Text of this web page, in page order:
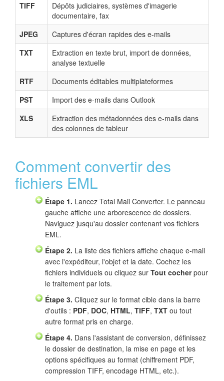
TIFF
Dépôts judiciaires, systèmes d'imagerie
documentaire, fax
JPEG
Captures d'écran rapides des e-mails
TXT
Extraction en texte brut, import de données,
analyse textuelle
RTF
Documents éditables multiplateformes
PST
Import des e-mails dans Outlook
XLS
Extraction des métadonnées des e-mails dans
des colonnes de tableur
Comment convertir des
fichiers EML
Étape 1. Lancez Total Mail Converter. Le panneau
gauche affiche une arborescence de dossiers.
Naviguez jusqu'au dossier contenant vos fichiers
EML.
Étape 2. La liste des fichiers affiche chaque e-mail
avec l'expéditeur, l'objet et la date. Cochez les
fichiers individuels ou cliquez sur Tout cocherpour
le traitement par lots.
Étape 3. Cliquez sur le format cible dans la barre
d'outils : PDF, DOC, HTML, TIFF, TXT ou tout
autre format pris en charge.
Étape 4. Dans l'assistant de conversion, définissez
le dossier de destination, la mise en page et les
options spécifiques au format (chiffrement PDF,
compression TIFF, encodage HTML, etc.).